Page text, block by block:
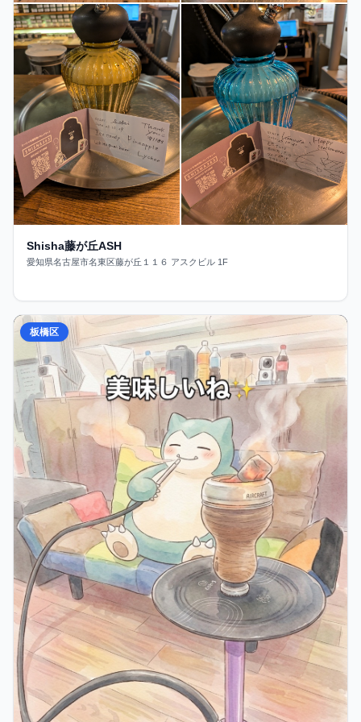
Shisha藤が丘ASH
愛知県名古屋市名東区藤が丘１１６ アスクビル 1F
板橋区